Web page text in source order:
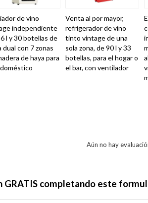
de vino
independiente
l y 30 botellas de
dual con 7 zonas
de haya para
Venta al por mayor,
refrigerador de vino
tinto vintage de una
sola zona, de 90 l y 33
botellas, para el hogar o
el bar, con ventilador
Aún no hay
GRATIS completando este